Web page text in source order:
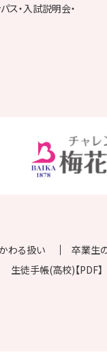
ス・入試説明会・
わる扱い
卒業生
生徒手帳(高校)【PDF】